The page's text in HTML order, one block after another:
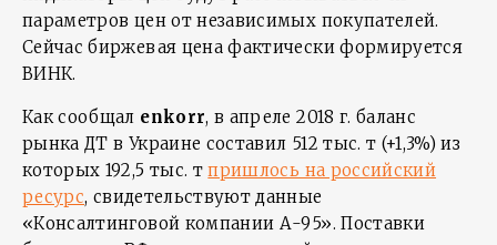
параметров цен от независимых покупателей.
Сейчас биржевая цена фактически формируется
ВИНК.
Как сообщал enkorr, в апреле 2018 г. баланс
рынка ДТ в Украине составил 512 тыс. т (+1,3%) из
которых 192,5 тыс. тпришлось на российский
ресурс, свидетельствуют данные
«Консалтинговой компании А-95». Поставки